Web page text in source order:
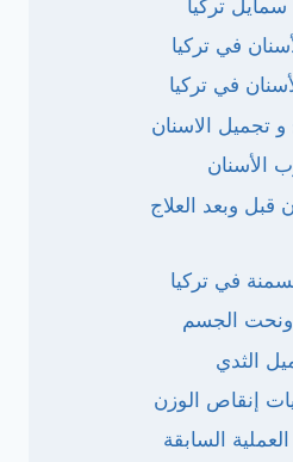
سمايل تركيا
في تركيا
في تركيا
و تجميل الاسنان
الأسنان
قبل وبعد العلاج
في تركيا
الجسم
الثدي
إنقاص الوزن
السابقة